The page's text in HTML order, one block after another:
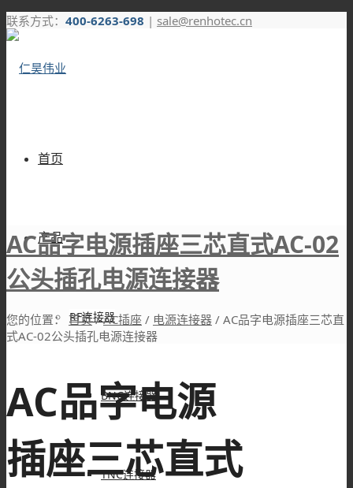
联系方式： 400-6263-698 | sale@renhotec.cn
首页
产品
RF连接器
BNC连接器
TNC连接器
AC品字电源插座三芯直式AC-02
公头插孔电源连接器
您的位置： 首页 / AC插座 / 电源连接器 / AC品字电源插座三芯直
式AC-02公头插孔电源连接器
AC品字电源
插座三芯直式